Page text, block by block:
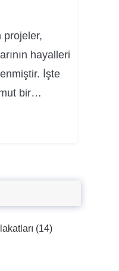
projeler,
hayalleri
İşte
bir…
(14)